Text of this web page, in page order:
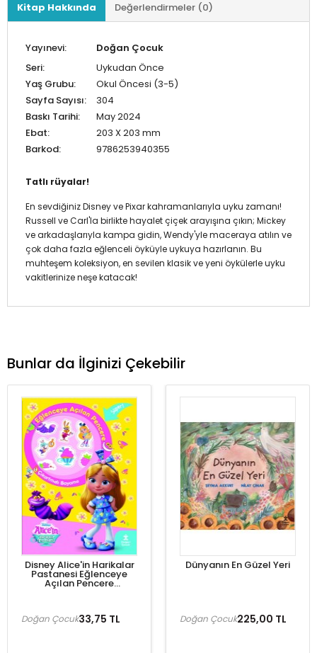
Kitap Hakkında Değerlendirmeler (0)
Yayınevi:
Doğan Çocuk
Seri:
Uykudan Önce
Yaş Grubu:
Okul Öncesi (3-5)
Sayfa Sayısı:
304
Baskı Tarihi:
May 2024
Ebat:
203 X 203 mm
Barkod:
9786253940355
Tatlı rüyalar!
En sevdiğiniz Disney ve Pixar kahramanlarıyla uyku zamanı!
Russell ve Carl'la birlikte hayalet çiçek arayışına çıkın; Mickey
ve arkadaşlarıyla kampa gidin, Wendy'yle maceraya atılın ve
çok daha fazla eğlenceli öyküyle uykuya hazırlanın. Bu
muhteşem koleksiyon, en sevilen klasik ve yeni öykülerle uyku
vakitlerinize neşe katacak!
Bunlar da İlginizi Çekebilir
Disney Alice'in Harikalar
Pastanesi Eğlenceye
Açılan Pencere
Çıkartmalı Boyama
33,75 TL
Doğan Çocuk
Dünyanın En Güzel Yeri
225,00 TL
Doğan Çocuk